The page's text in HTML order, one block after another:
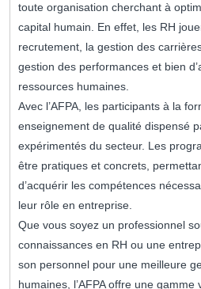
toute organisation cherchant à
capital humain. En effet, les RH
recrutement, la gestion des
gestion des performances et bien
ressources humaines.
Avec l’AFPA, les participants à la
enseignement de qualité dispensé
expérimentés du secteur. Les
être pratiques et concrets,
d’acquérir les compétences
leur rôle en entreprise.
Que vous soyez un professionnel
connaissances en RH ou une
son personnel pour une meilleure
humaines, l’AFPA offre une